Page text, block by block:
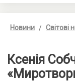
Новини Світові
Ксенія